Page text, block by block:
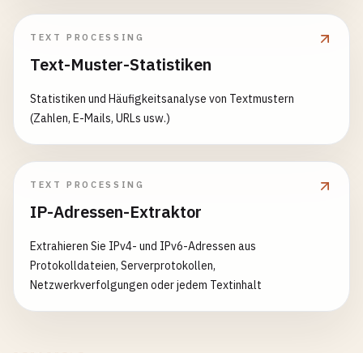
TEXT PROCESSING
Text-Muster-Statistiken
Statistiken und Häufigkeitsanalyse von Textmustern
(Zahlen, E-Mails, URLs usw.)
TEXT PROCESSING
IP-Adressen-Extraktor
Extrahieren Sie IPv4- und IPv6-Adressen aus
Protokolldateien, Serverprotokollen,
Netzwerkverfolgungen oder jedem Textinhalt